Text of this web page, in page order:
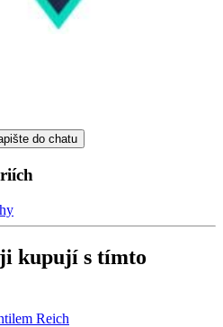
do chatu
kupují s tímto